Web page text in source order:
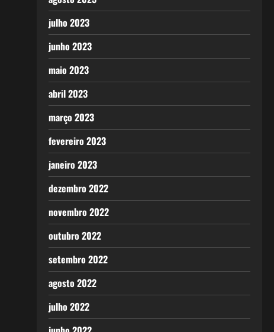
julho 2023
junho 2023
maio 2023
abril 2023
março 2023
fevereiro 2023
janeiro 2023
dezembro 2022
novembro 2022
outubro 2022
setembro 2022
agosto 2022
julho 2022